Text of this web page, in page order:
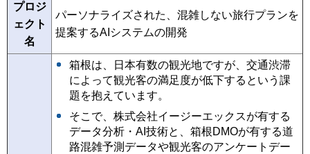
プロジ
ェクト
名
パーソナライズされた、混雑しない旅行プランを
提案するAIシステムの開発
箱根は、日本有数の観光地ですが、交通渋滞
によって観光客の満足度が低下するという課
題を抱えています。
そこで、株式会社イージーエックスが有する
データ分析・AI技術と、箱根DMOが有する道
路混雑予測データや観光客のアンケートデー